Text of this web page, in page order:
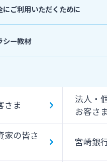
にご利用いただくために
シー教材
さま
法人・
お客さま
家の皆さ
宮崎銀